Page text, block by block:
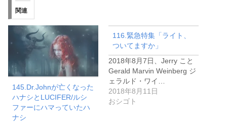
ヤ関連
145.Dr.Johnが亡くなった
ハナシとLUCIFER/ルシ
ファーにハマっていたハ
ナシ
116.緊急特集「ライト、
ついてますか」
2018年8月7日、Jerry こと
Gerald Marvin Weinberg ジ
ェラルド・ワイ…
2018年8月11日
おシゴト